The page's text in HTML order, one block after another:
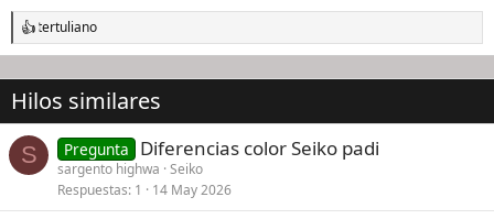
R
e
c
i
o
n
e
:
tertuliano
Hilos similares
S Pregunta Diferencias color Seiko padi
sargento highwa Seiko
Respuestas 1 14 May 2026